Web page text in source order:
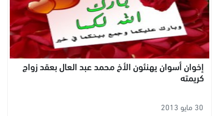
إخوان أسوان يهنئون الأخ محمد عبد العال بعقد زواج
كريمته
30 مايو 2013